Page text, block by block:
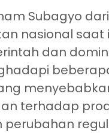
Subagyo dari
nasional
dan
terhadap
perubahan